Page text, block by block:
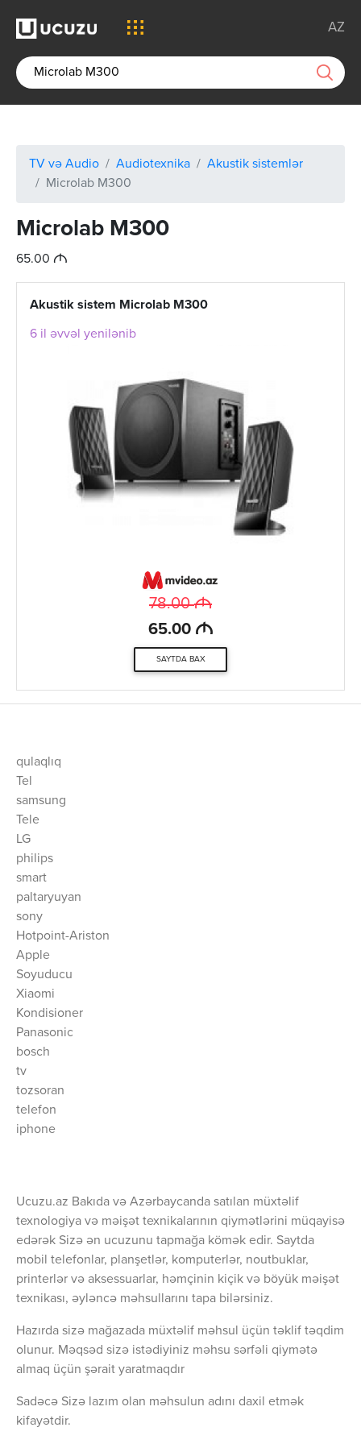
AZ
TV və Audio Audiotexnika
Akustik sistemlər
Microlab M300
Microlab M300
65.00 M
Akustik sistem Microlab M300
6 il əvvəl yenilənib
78.00M
65.00 M
SAYTDA BAX
qulaqlıq
Tel
samsung
Tele
LG
philips
smart
paltaryuyan
sony
Hotpoint-Ariston
Apple
Soyuducu
Xiaomi
Kondisioner
Panasonic
bosch
tv
tozsoran
telefon
iphone
Ucuzu.az Bakıda və Azərbaycanda satılan müxtəlif
texnologiya və məişət texnikalarının qiymətlərini müqayisə
edərək Sizə ən ucuzunu tapmağa kömək edir. Saytda
mobil telefonlar, planşetlər, komputerlər, noutbuklar,
printerlər və aksessuarlar, həmçinin kiçik və böyük məişət
texnikası, əyləncə məhsullarını tapa bilərsiniz.
Hazırda sizə mağazada müxtəlif məhsul üçün təklif təqdim
olunur. Məqsəd sizə istədiyiniz məhsu sərfəli qiymətə
almaq üçün şərait yaratmaqdır
Sadəcə Sizə lazım olan məhsulun adını daxil etmək
kifayətdir.